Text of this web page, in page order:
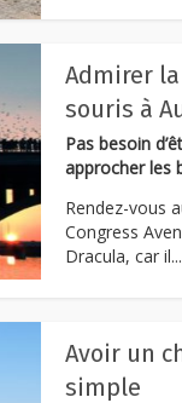
Admirer
souris à
Pas besoin
approcher les
Rendez-vous
Congress
Dracula, car il...
Avoir un
simple